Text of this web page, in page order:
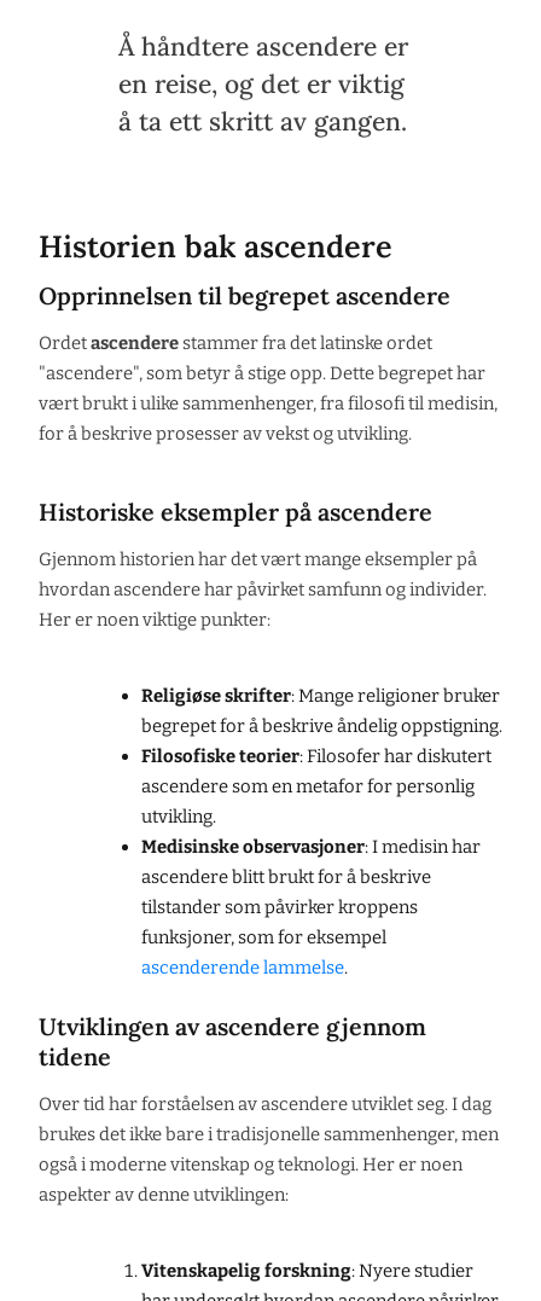
Å håndtere ascendere er
en reise, og det er viktig
å ta ett skritt av gangen.
Historien bak ascendere
Opprinnelsen til begrepet ascendere
Ordetascenderestammer fra det latinske ordet
"ascendere", som betyr å stige opp. Dette begrepet har
vært brukt i ulike sammenhenger, fra filosofi til medisin,
for å beskrive prosesser av vekst og utvikling.
Historiske eksempler på ascendere
Gjennom historien har det vært mange eksempler på
hvordan ascendere har påvirket samfunn og individer.
Her er noen viktige punkter:
Religiøse skrifter: Mange religioner bruker
begrepet for å beskrive åndelig oppstigning.
Filosofiske teorier: Filosofer har diskutert
ascendere som en metafor for personlig
utvikling.
Medisinske observasjoner: I medisin har
ascendere blitt brukt for å beskrive
tilstander som påvirker kroppens
funksjoner, som for eksempel
ascenderende lammelse.
Utviklingen av ascendere gjennom
tidene
Over tid har forståelsen av ascendere utviklet seg. I dag
brukes det ikke bare i tradisjonelle sammenhenger, men
også i moderne vitenskap og teknologi. Her er noen
aspekter av denne utviklingen:
Vitenskapelig forskning: Nyere studier